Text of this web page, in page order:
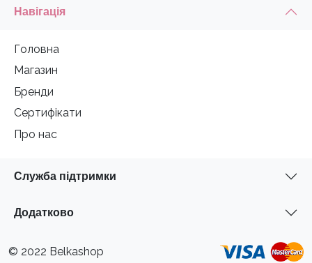
Навігація
Головна
Магазин
Бренди
Сертифікати
Про нас
Служба підтримки
Додатково
© 2022 Belkashop